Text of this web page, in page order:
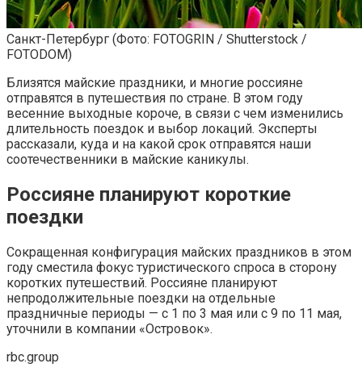
Санкт-Петербург (Фото: FOTOGRIN / Shutterstock /
FOTODOM)
Близятся майские праздники, и многие россияне
отправятся в путешествия по стране. В этом году
весенние выходные короче, в связи с чем изменились
длительность поездок и выбор локаций. Эксперты
рассказали, куда и на какой срок отправятся наши
соотечественники в майские каникулы.
Россияне планируют короткие
поездки
Сокращенная конфигурация майских праздников в этом
году сместила фокус туристического спроса в сторону
коротких путешествий. Россияне планируют
непродолжительные поездки на отдельные
праздничные периоды — с 1 по 3 мая или с 9 по 11 мая,
уточнили в компании «Островок».
rbc.group